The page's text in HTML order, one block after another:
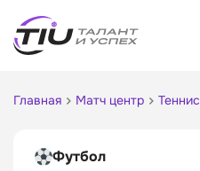
Главная Матч центр Теннис
Футбол